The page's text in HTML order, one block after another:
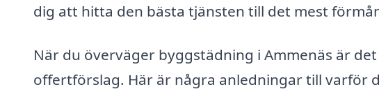
dig att hitta den bästa tjänsten till det mest
När du överväger byggstädning i Ammenäs är
offertförslag. Här är några anledningar till varför